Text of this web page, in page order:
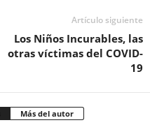
Artículo siguiente
Los Niños Incurables, las
otras víctimas del COVID-
19
Más del autor